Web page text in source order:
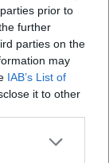
prior to
further
parties on the
may
IAB’s List of
it to other
mit Sinn für
Oberstimmen
besitzt jene
bringt; die
Im schnellen
mit
aus